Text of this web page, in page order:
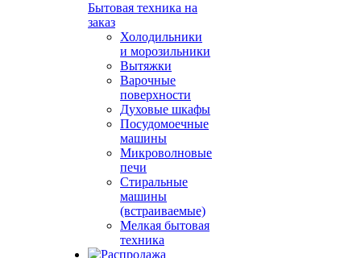
Бытовая техника на
заказ
Холодильники
и морозильники
Вытяжки
Варочные
поверхности
Духовые шкафы
Посудомоечные
машины
Микроволновые
печи
Стиральные
машины
(встраиваемые)
Мелкая бытовая
техника